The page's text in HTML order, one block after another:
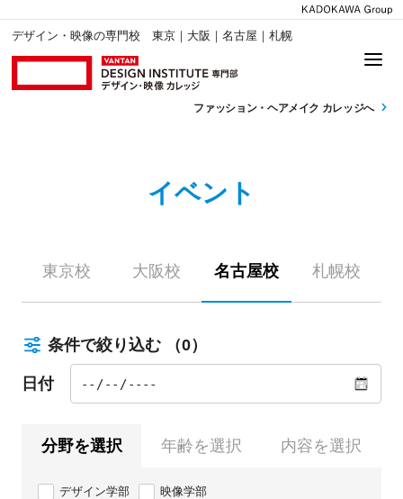
デザイン・映像の専門校 東京｜大阪｜名古屋｜札幌
ファッション・ ヘアメイク カレッジへ
イベント
東京校 大阪校 名古屋校 札幌校
条件で絞り込む （0）
日付
分野を選択 年齢を選択 内容を選択
デザイン学部
映像学部